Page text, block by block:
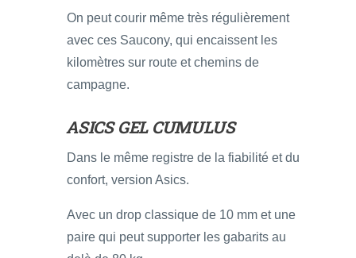
On peut courir même très régulièrement
avec ces Saucony, qui encaissent les
kilomètres sur route et chemins de
campagne.
ASICS GEL CUMULUS
Dans le même registre de la fiabilité et du
confort, version Asics.
Avec un drop classique de 10 mm et une
paire qui peut supporter les gabarits au